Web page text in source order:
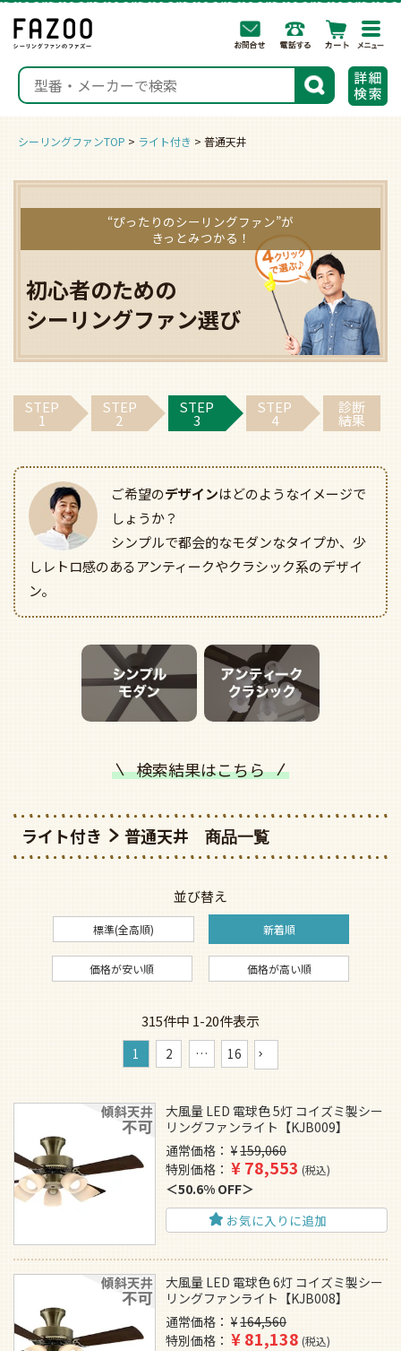
検索
シーリングファンTOP ライト付き 普通天井
“ぴったりのシーリングファン”が
きっとみつかる！
初心者のための
シーリングファン選び
STEP
1
STEP
2
STEP
3
STEP
4
診断
結果
ご希望のデザインはどのようなイメージで
しょうか？
シンプルで都会的なモダンなタイプか、少
しレトロ感のあるアンティークやクラシック系のデザイ
ン。
検索結果はこちら
ライト付き 普通天井
並び替え
標準(全高順) 新着順
価格が安い順 価格が高い順
315件中 1-20件表示
1 2 … 16
大風量 LED 電球色 5灯 コイズミ製シー
リングファンライト【KJB009】
通常価格
¥159,060
特別価格
¥78,553 税込
50.6% OFF
お気に入りに追加
大風量 LED 電球色 6灯 コイズミ製シー
リングファンライト【KJB008】
通常価格
¥164,560
特別価格
¥81,138 税込